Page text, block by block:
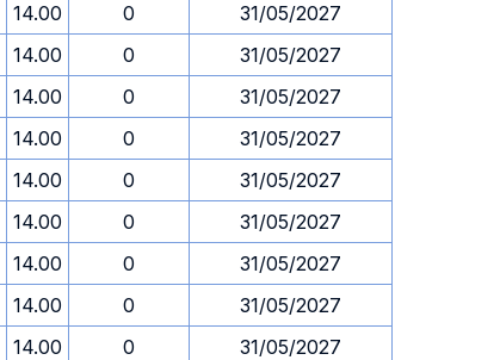
14.00 0
31/05/2027
14.00 0
31/05/2027
14.00 0
31/05/2027
14.00 0
31/05/2027
14.00 0
31/05/2027
14.00 0
31/05/2027
14.00 0
31/05/2027
14.00 0
31/05/2027
14.00 0
31/05/2027